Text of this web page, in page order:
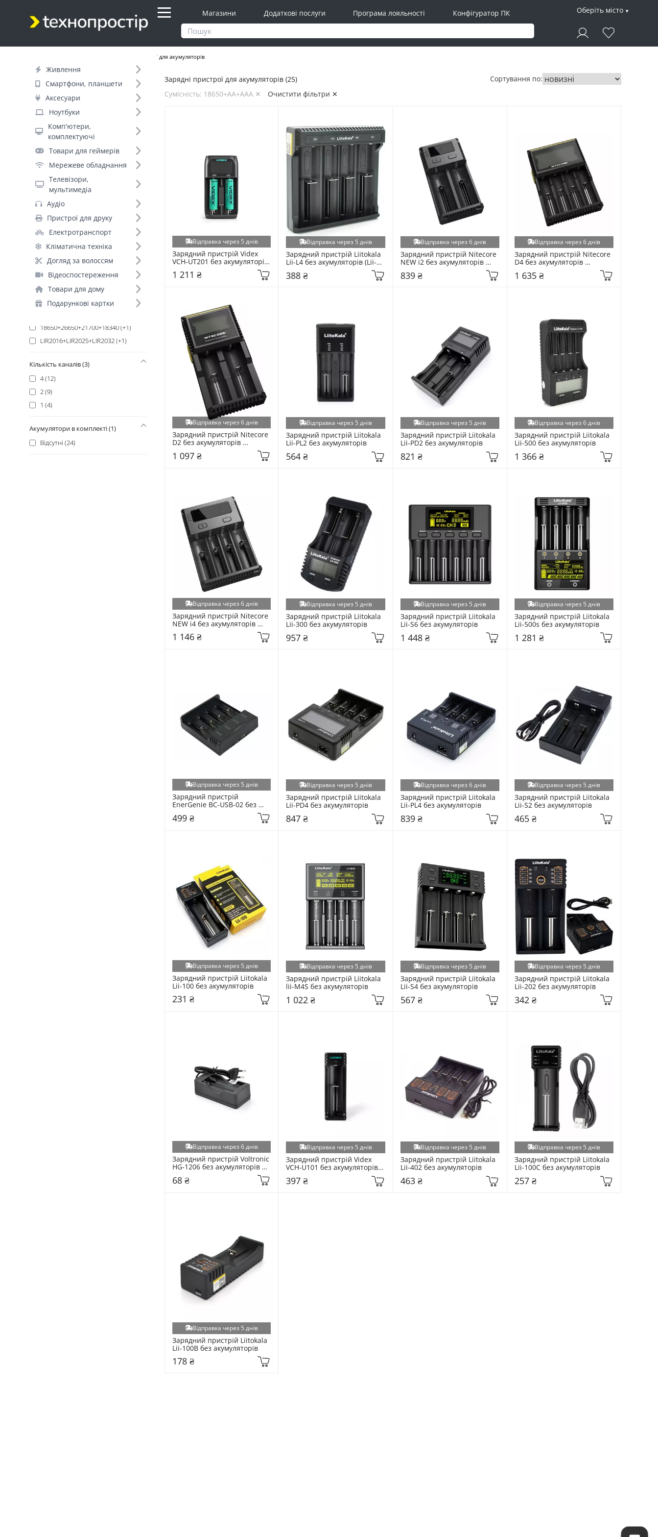
Магазини Додаткові послуги Програма лояльності Конфігуратор ПК Оберіть місто
Живлення
Смартфони, планшети
Аксесуари
Ноутбуки
Комп'ютери,
комплектуючі
Товари для геймерів
Мережеве обладнання
Телевізори,
мультимедіа
Аудіо
Пристрої для друку
Електротранспорт
Кліматична техніка
Догляд за волоссям
Відеоспостереження
Товари для дому
Подарункові картки
Зарядні пристрої для акумуляторів
Фільтр
Днів до відправки (2)
Бренд (5)
Liitokala (17)
Nitecore (4)
Videx (2)
EnerGenie (1)
Voltronic (1)
Сумісність (7)
18650+AA+AAA (25)
АА+ААА (+8)
Універсальний (+7)
AA+AAA+Крона 9V (+4)
18650+26650+21700+18340 (+1)
LIR2016+LIR2025+LIR2032 (+1)
Кількість каналів (3)
4 (12)
2 (9)
1 (4)
Акумулятори в комплекті (1)
Відсутні (24)
Зарядні пристрої для акумуляторів (25)
Сумісність: 18650+AA+AAA ✕
Очистити фільтри ✕
Сортування по:
Відправка через 5 днів
Зарядний пристрій Videx
VCH-UT201 без акумуляторів
1 211 ₴
Відправка через 5 днів
Зарядний пристрій Liitokala
Lii-L4 без акумуляторів (Lii-
388 ₴
Відправка через 6 днів
Зарядний пристрій Nitecore
NEW i2 без акумуляторів
839 ₴
Відправка через 6 днів
Зарядний пристрій Nitecore
D4 без акумуляторів
1 635 ₴
Відправка через 6 днів
Зарядний пристрій Nitecore
D2 без акумуляторів
1 097 ₴
Відправка через 5 днів
Зарядний пристрій Liitokala
Lii-PL2 без акумуляторів
564 ₴
Відправка через 5 днів
Зарядний пристрій Liitokala
Lii-PD2 без акумуляторів
821 ₴
Відправка через 6 днів
Зарядний пристрій Liitokala
Lii-500 без акумуляторів
1 366 ₴
Відправка через 6 днів
Зарядний пристрій Nitecore
NEW i4 без акумуляторів
1 146 ₴
Відправка через 5 днів
Зарядний пристрій Liitokala
Lii-300 без акумуляторів
957 ₴
Відправка через 5 днів
Зарядний пристрій Liitokala
Lii-S6 без акумуляторів
1 448 ₴
Відправка через 5 днів
Зарядний пристрій Liitokala
Lii-500s без акумуляторів
1 281 ₴
Відправка через 5 днів
Зарядний пристрій
EnerGenie BC-USB-02 без
499 ₴
Відправка через 5 днів
Зарядний пристрій Liitokala
Lii-PD4 без акумуляторів
847 ₴
Відправка через 6 днів
Зарядний пристрій Liitokala
Lii-PL4 без акумуляторів
839 ₴
Відправка через 5 днів
Зарядний пристрій Liitokala
Lii-S2 без акумуляторів
465 ₴
Відправка через 5 днів
Зарядний пристрій Liitokala
Lii-100 без акумуляторів
231 ₴
Відправка через 5 днів
Зарядний пристрій Liitokala
lii-M4S без акумуляторів
1 022 ₴
Відправка через 5 днів
Зарядний пристрій Liitokala
Lii-S4 без акумуляторів
567 ₴
Відправка через 5 днів
Зарядний пристрій Liitokala
Lii-202 без акумуляторів
342 ₴
Відправка через 6 днів
Зарядний пристрій Voltronic
HG-1206 без акумуляторів
68 ₴
Відправка через 5 днів
Зарядний пристрій Videx
VCH-U101 без акумуляторів
397 ₴
Відправка через 5 днів
Зарядний пристрій Liitokala
Lii-402 без акумуляторів
463 ₴
Відправка через 5 днів
Зарядний пристрій Liitokala
Lii-100C без акумуляторів
257 ₴
Відправка через 5 днів
Зарядний пристрій Liitokala
Lii-100B без акумуляторів
178 ₴